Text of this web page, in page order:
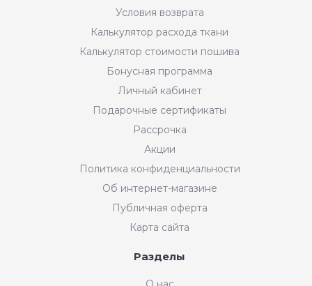
Интернет-магазин "Мир
Условия возврата
Калькулятор расхода ткани
Калькулятор стоимости пошива
Бонусная программа
Личный кабинет
Подарочные сертификаты
Рассрочка
Акции
Политика конфиденциальности
Об интернет-магазине
Публичная оферта
Карта сайта
Разделы